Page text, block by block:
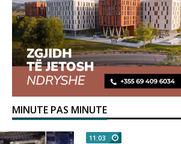
MINUTE PAS MINUTE
11:03